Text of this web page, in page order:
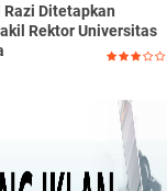
Razi Ditetapkan
Rektor Universitas